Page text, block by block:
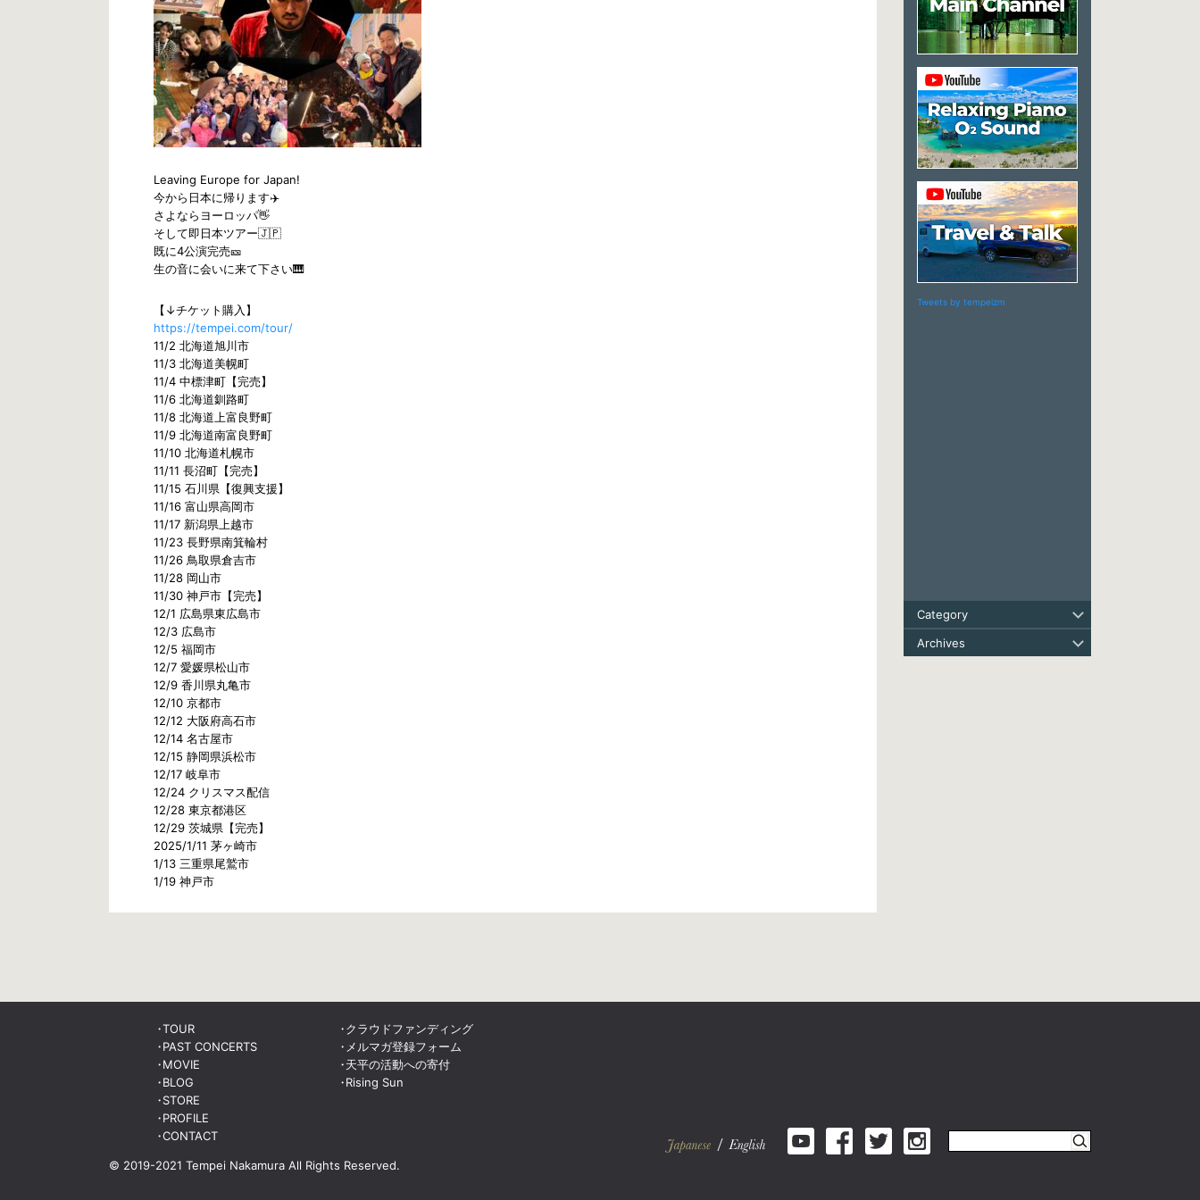
Tweets by tempeizm
Category
Archives
Leaving Europe for Japan!
今から日本に帰ります✈️
さよならヨーロッパ👋
そして即日本ツアー🇯🇵
既に4公演完売🎫
生の音に会いに来て下さい🎹
【↓チケット購入】
https://tempei.com/tour/
11/2 北海道旭川市
11/3 北海道美幌町
11/4 中標津町【完売】
11/6 北海道釧路町
11/8 北海道上富良野町
11/9 北海道南富良野町
11/10 北海道札幌市
11/11 長沼町【完売】
11/15 石川県【復興支援】
11/16 富山県高岡市
11/17 新潟県上越市
11/23 長野県南箕輪村
11/26 鳥取県倉吉市
11/28 岡山市
11/30 神戸市【完売】
12/1 広島県東広島市
12/3 広島市
12/5 福岡市
12/7 愛媛県松山市
12/9 香川県丸亀市
12/10 京都市
12/12 大阪府高石市
12/14 名古屋市
12/15 静岡県浜松市
12/17 岐阜市
12/24 クリスマス配信
12/28 東京都港区
12/29 茨城県【完売】
2025/1/11 茅ヶ崎市
1/13 三重県尾鷲市
1/19 神戸市
TOUR
PAST CONCERTS
MOVIE
BLOG
STORE
PROFILE
CONTACT
クラウドファンディング
メルマガ登録フォーム
天平の活動への寄付
Rising Sun
© 2019-2021 Tempei Nakamura All Rights Reserved.